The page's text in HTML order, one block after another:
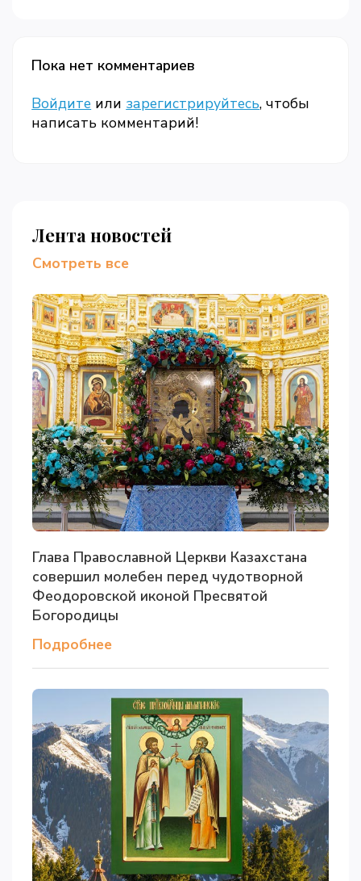
Пока нет комментариев
Войдите или зарегистрируйтесь, чтобы
написать комментарий!
Лента новостей
Смотреть все
Глава Православной Церкви Казахстана
совершил молебен перед чудотворной
Феодоровской иконой Пресвятой
Богородицы
Подробнее